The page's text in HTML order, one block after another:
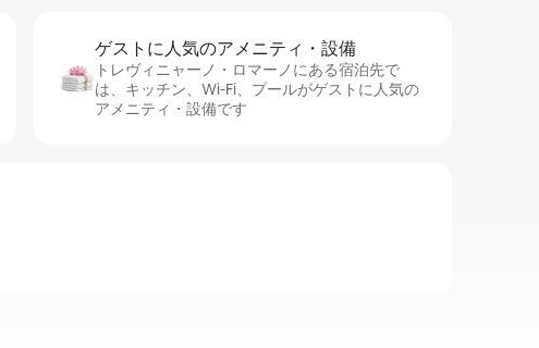
ゲストに人⁠気⁠のア⁠メ⁠ニ⁠テ⁠ィ・設⁠備
トレヴィニャーノ・ロマーノにある宿泊先で
は、キッチン、Wi-Fi、プールがゲストに人気の
アメニティ・設備です